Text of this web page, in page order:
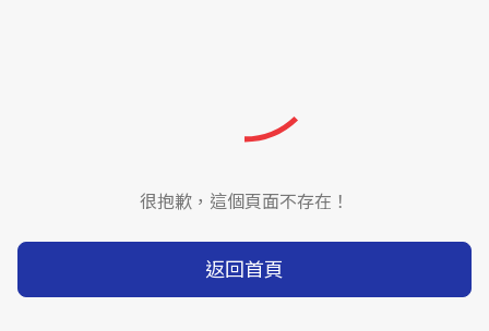
很抱歉，這個頁面不存在！
返回首頁